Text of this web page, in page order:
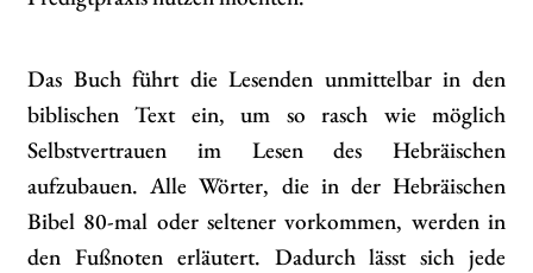
Das Buch führt die Lesenden unmittelbar in den
biblischen Text ein, um so rasch wie möglich
Selbstvertrauen im Lesen des Hebräischen
aufzubauen. Alle Wörter, die in der Hebräischen
Bibel 80-mal oder seltener vorkommen, werden in
den Fußnoten erläutert. Dadurch lässt sich jede